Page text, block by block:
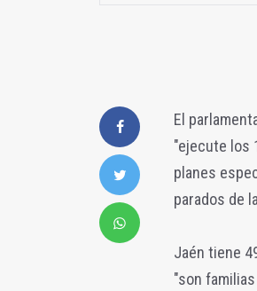
El
"ejecute los
planes
parados de
Jaén tiene
"son